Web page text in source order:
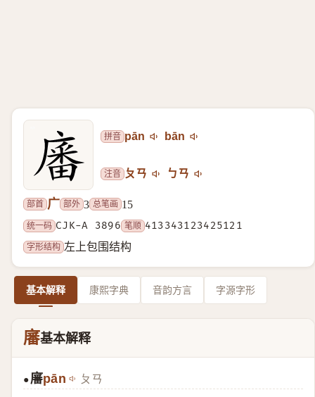
拼音 pān bān
注音 ㄆㄢ ㄅㄢ
部首 广 部外 3 总笔画 15
统一码 CJK-A 3896 笔顺 413343123425121
字形结构 左上包围结构
基本解释 康熙字典 音韵方言 字源字形
㢖基本解释
●㢖pān ㄆㄢ